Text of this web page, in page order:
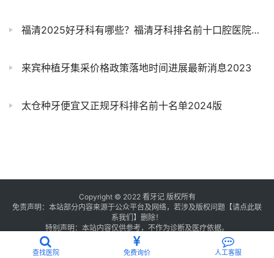
福清2025好牙科有哪些？福清牙科排名前十口腔医院榜单名单整理
来宾种植牙集采价格政策落地时间进展最新消息2023
太仓种牙便宜又正规牙科排名前十名单2024版
Copyright © 2022 看牙记 版权所有
免责声明：本站部分内容来源于公众平台及网络，若涉及版权问题【请点此联
系我们 】 删除！
特别声明：本站内容仅供参考，不作为诊断及医疗依据。
浙公网安备 33011002016235号
浙ICP备2021013506号-1
查找医院 免费询价 人工客服